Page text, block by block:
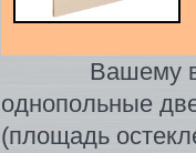
Вашему
однопольные
(площадь